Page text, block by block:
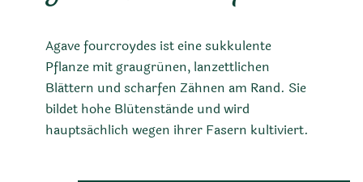
Agave fourcroydes ist eine sukkulente
Pflanze mit graugrünen, lanzettlichen
Blättern und scharfen Zähnen am Rand. Sie
bildet hohe Blütenstände und wird
hauptsächlich wegen ihrer Fasern kultiviert.